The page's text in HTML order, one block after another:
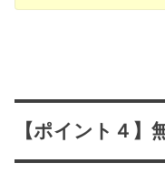
【ポイント４】